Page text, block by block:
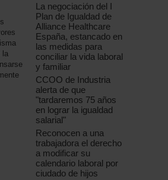
la
La negociación del I
Plan de Igualdad de
Alliance Healthcare
España, estancado en
las medidas para
conciliar la vida laboral
y familiar
CCOO de Industria
alerta de que
"tardaremos 75 años
en lograr la igualdad
salarial"
Reconocen a una
trabajadora el derecho
a modificar su
calendario laboral por
ciudado de hijos